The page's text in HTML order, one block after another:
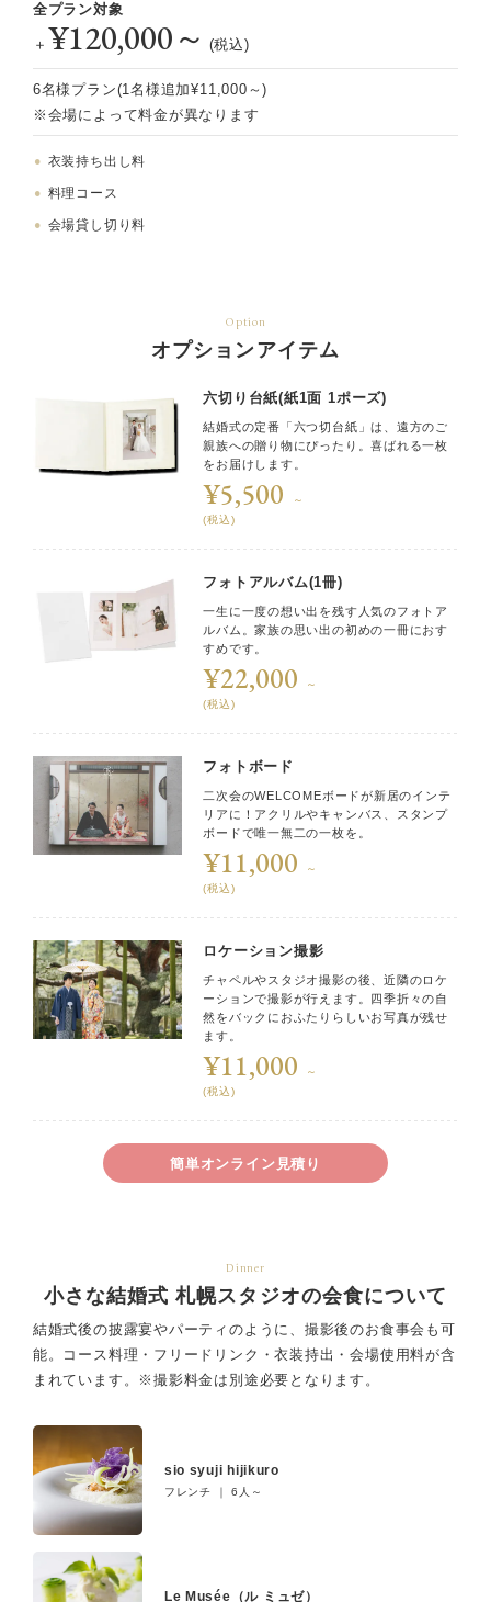
全プラン対象
＋ ¥120,000～ (税込)
6名様プラン(1名様追加¥11,000～)
※会場によって料金が異なります
衣装持ち出し料
料理コース
会場貸し切り料
Option
オプションアイテム
六切り台紙(紙1面 1ポーズ)
結婚式の定番「六つ切台紙」は、遠方のご
親族への贈り物にぴったり。喜ばれる一枚
をお届けします。
¥5,500
～
(税込)
フォトアルバム(1冊)
一生に一度の想い出を残す人気のフォトア
ルバム。家族の思い出の初めの一冊におす
すめです。
¥22,000
～
(税込)
フォトボード
二次会のWELCOMEボードが新居のインテ
リアに！アクリルやキャンバス、スタンプ
ボードで唯一無二の一枚を。
¥11,000
～
(税込)
ロケーション撮影
チャペルやスタジオ撮影の後、近隣のロケ
ーションで撮影が行えます。四季折々の自
然をバックにおふたりらしいお写真が残せ
ます。
¥11,000
～
(税込)
簡単オンライン見積り
Dinner
小さな結婚式 札幌スタジオの会食について
結婚式後の披露宴やパーティのように、撮影後のお食事会も可
能。
コース料理・フリードリンク・衣装持出・会場使用料が含
まれています。
※撮影料金は別途必要となります。
sio syuji hijikuro
フレンチ ｜ 6人～
Le Musée（ル ミュゼ）